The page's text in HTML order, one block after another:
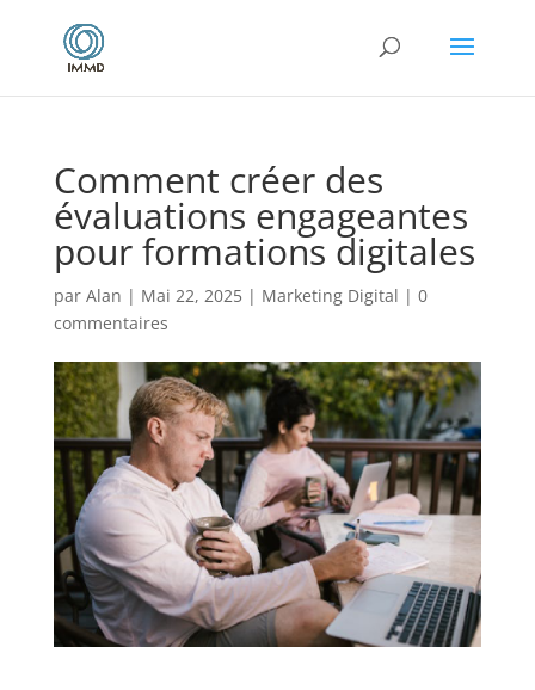
Comment créer des
évaluations engageantes
pour formations digitales
par Alan | Mai 22, 2025| Marketing Digital | 0
commentaires